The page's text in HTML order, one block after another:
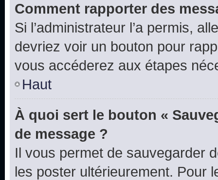
Comment rapporter des
Si l’administrateur l’a permis,
devriez voir un bouton pour
vous accéderez aux étapes
Haut
À quoi sert le bouton «
de message ?
Il vous permet de sauvegarder
les poster ultérieurement. Pour